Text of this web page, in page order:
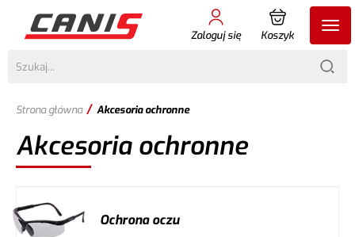
Zaloguj się Koszyk
Strona główna / Akcesoria ochronne
Akcesoria ochronne
Ochrona oczu